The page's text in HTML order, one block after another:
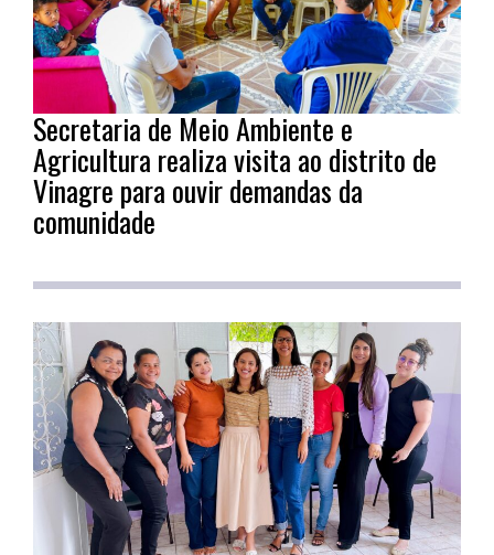
Secretaria de Meio Ambiente e
Agricultura realiza visita ao distrito de
Vinagre para ouvir demandas da
comunidade